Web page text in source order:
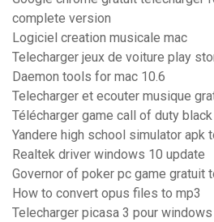
complete version
Logiciel creation musicale mac
Telecharger jeux de voiture play
Daemon tools for mac 10.6
Telecharger et ecouter musique
Télécharger game call of duty
Yandere high school simulator apk
Realtek driver windows 10 update
Governor of poker pc game gratuit
How to convert opus files to mp3
Telecharger picasa 3 pour